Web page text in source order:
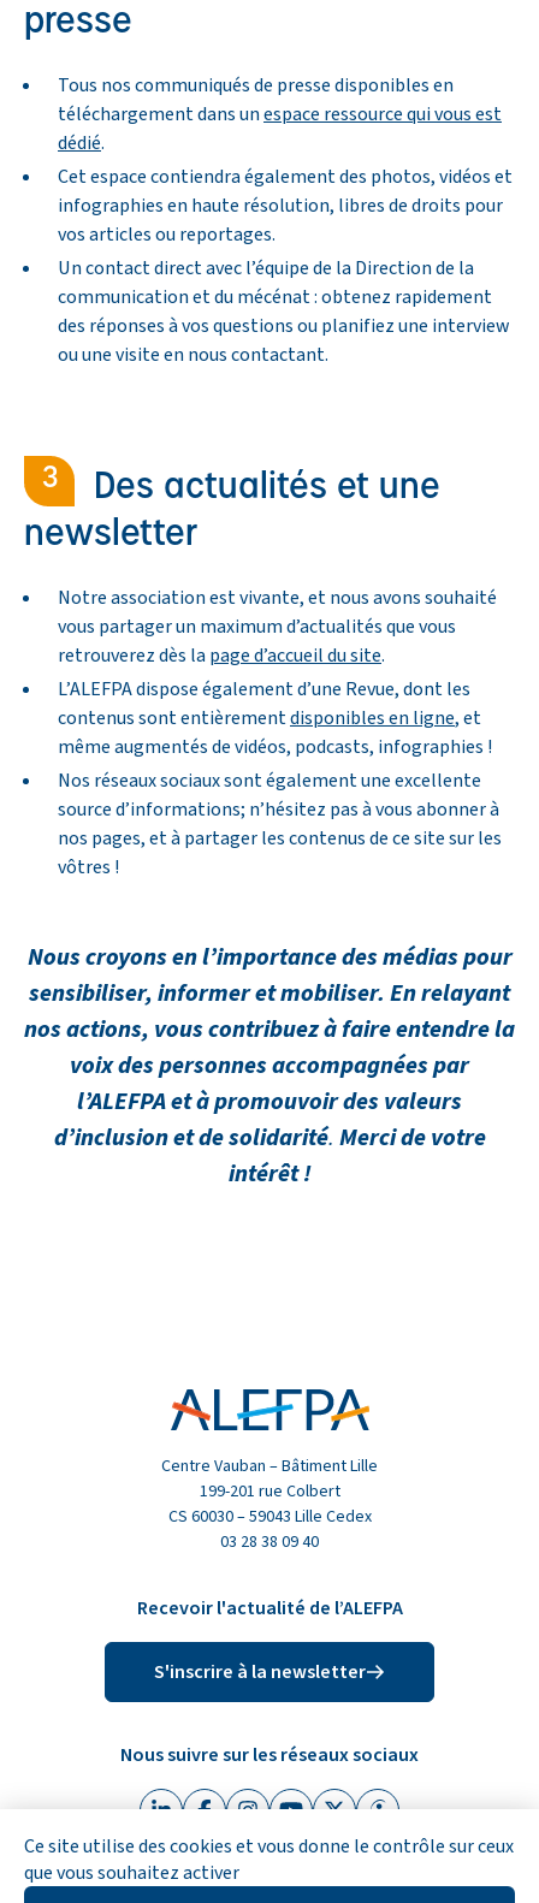
presse
Tous nos communiqués de presse disponibles en
téléchargement dans unespace ressource qui vous est
dédié.
Cet espace contiendra également des photos, vidéos et
infographies en haute résolution, libres de droits pour
vos articles ou reportages.
Un contact direct avec l’équipe de la Direction de la
communication et du mécénat : obtenez rapidement
des réponses à vos questions ou planifiez une interview
ou une visite en nous contactant.
Des actualités et une
newsletter
Notre association est vivante, et nous avons souhaité
vous partager un maximum d’actualités que vous
retrouverez dès lapage d’accueil du site.
L’ALEFPA dispose également d’une Revue, dont les
contenus sont entièrementdisponibles en ligne, et
même augmentés de vidéos, podcasts, infographies !
Nos réseaux sociaux sont également une excellente
source d’informations; n’hésitez pas à vous abonner à
nos pages, et à partager les contenus de ce site sur les
vôtres !
Nous croyons en l’importance des médias pour
sensibiliser, informer et mobiliser. En relayant
nos actions, vous contribuez à faire entendre la
voix des personnes accompagnées par
l’ALEFPA et à promouvoir des valeurs
d’inclusion et de solidarité. Merci de votre
intérêt !
Centre Vauban – Bâtiment Lille
199-201 rue Colbert
CS 60030 – 59043 Lille Cedex
03 28 38 09 40
Recevoir l'actualité de l’ALEFPA
S'inscrire à la newsletter
Nous suivre sur les réseaux sociaux
Ce site utilise des cookies et vous donne le contrôle sur ceux
que vous souhaitez activer